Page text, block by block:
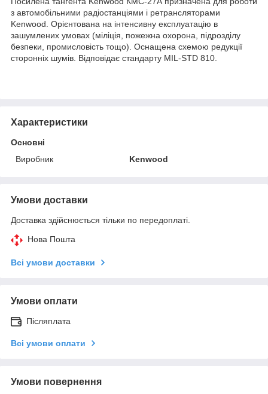
з автомобільними радіостанціями і ретрансляторами
Kenwood. Орієнтована на інтенсивну експлуатацію в
зашумлених умовах (міліція, пожежна охорона, підрозділу
безпеки, промисловість тощо). Оснащена схемою редукції
сторонніх шумів. Відповідає стандарту MIL-STD 810.
Характеристики
Основні
Виробник
Kenwood
Умови доставки
Доставка здійснюється тільки по передоплаті.
Нова Пошта
Всі умови доставки
Умови оплати
Післяплата
Всі умови оплати
Умови повернення